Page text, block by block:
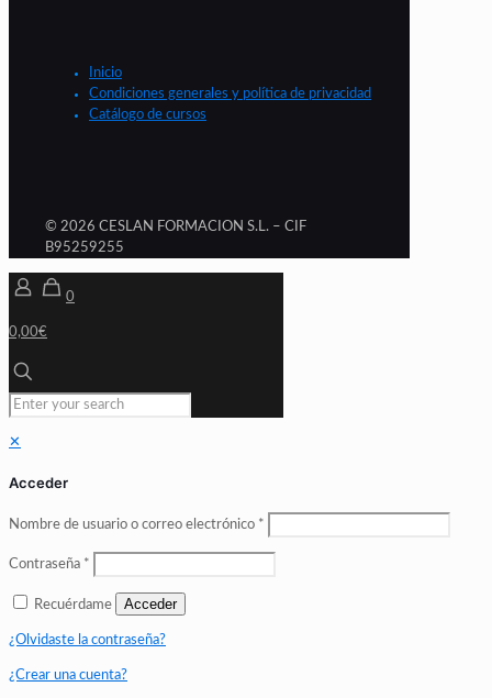
Inicio
Condiciones generales y política de privacidad
Catálogo de cursos
© 2026 CESLAN FORMACION S.L. – CIF
B95259255
0
0,00€
✕
Acceder
Nombre de usuario o correo electrónico *
Contraseña *
Recuérdame Acceder
¿Olvidaste la contraseña?
¿Crear una cuenta?